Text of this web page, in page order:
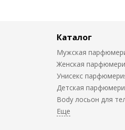
Каталог
Мужская
Женская
Унисекс
Детская
Body лосьон для